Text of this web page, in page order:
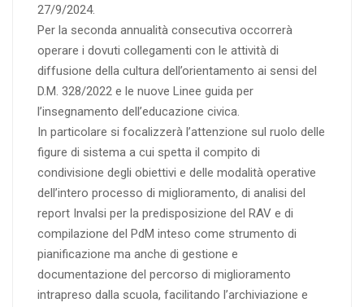
27/9/2024.
Per la seconda annualità consecutiva occorrerà
operare i dovuti collegamenti con le attività di
diffusione della cultura dell’orientamento ai sensi del
D.M. 328/2022 e le nuove Linee guida per
l’insegnamento dell’educazione civica.
In particolare si focalizzerà l’attenzione sul ruolo delle
figure di sistema a cui spetta il compito di
condivisione degli obiettivi e delle modalità operative
dell’intero processo di miglioramento, di analisi del
report Invalsi per la predisposizione del RAV e di
compilazione del PdM inteso come strumento di
pianificazione ma anche di gestione e
documentazione del percorso di miglioramento
intrapreso dalla scuola, facilitando l’archiviazione e